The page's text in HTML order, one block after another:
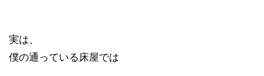
実は、
僕の通っている床屋では